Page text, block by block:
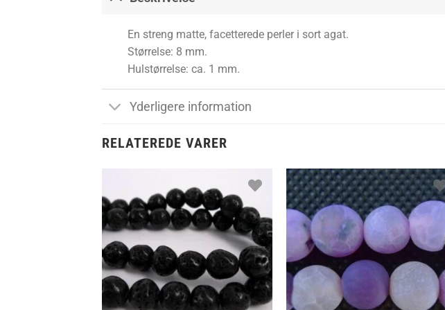
En streng matte, facetterede perler i sort agat.
Størrelse: 8 mm.
Hulstørrelse: ca. 1 mm.
Yderligere information
RELATEREDE VARER